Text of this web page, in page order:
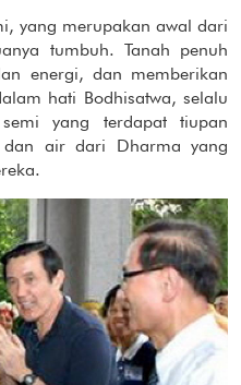
yang merupakan awal dari
tumbuh. Tanah penuh
energi, dan memberikan
hati Bodhisatwa, selalu
yang terdapat tiupan
air dari Dharma yang